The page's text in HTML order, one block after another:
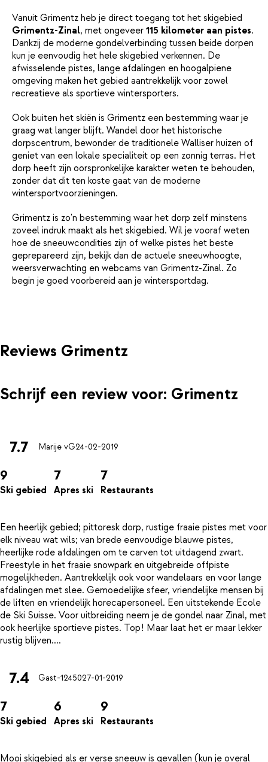
Vanuit Grimentz heb je direct toegang tot het skigebied
Grimentz-Zinal, met ongeveer 115 kilometer aan pistes.
Dankzij de moderne gondelverbinding tussen beide dorpen
kun je eenvoudig het hele skigebied verkennen. De
afwisselende pistes, lange afdalingen en hoogalpiene
omgeving maken het gebied aantrekkelijk voor zowel
recreatieve als sportieve wintersporters.
Ook buiten het skiën is Grimentz een bestemming waar je
graag wat langer blijft. Wandel door het historische
dorpscentrum, bewonder de traditionele Walliser huizen of
geniet van een lokale specialiteit op een zonnig terras. Het
dorp heeft zijn oorspronkelijke karakter weten te behouden,
zonder dat dit ten koste gaat van de moderne
wintersportvoorzieningen.
Grimentz is zo'n bestemming waar het dorp zelf minstens
zoveel indruk maakt als het skigebied. Wil je vooraf weten
hoe de sneeuwcondities zijn of welke pistes het beste
geprepareerd zijn, bekijk dan de actuele sneeuwhoogte,
weersverwachting en webcams van Grimentz-Zinal. Zo
begin je goed voorbereid aan je wintersportdag.
Reviews Grimentz
Schrijf een review voor: Grimentz
7.7 Marije vG24-02-2019
9
Ski gebied
7
Apres ski
7
Restaurants
Een heerlijk gebied; pittoresk dorp, rustige fraaie pistes met voor
elk niveau wat wils; van brede eenvoudige blauwe pistes,
heerlijke rode afdalingen om te carven tot uitdagend zwart.
Freestyle in het fraaie snowpark en uitgebreide offpiste
mogelijkheden. Aantrekkelijk ook voor wandelaars en voor lange
afdalingen met slee. Gemoedelijke sfeer, vriendelijke mensen bij
de liften en vriendelijk horecapersoneel. Een uitstekende Ecole
de Ski Suisse. Voor uitbreiding neem je de gondel naar Zinal, met
ook heerlijke sportieve pistes. Top! Maar laat het er maar lekker
7.4 Gast-1245027-01-2019
7
Ski gebied
6
Apres ski
9
Restaurants
Mooi skigebied als er verse sneeuw is gevallen (kun je overal